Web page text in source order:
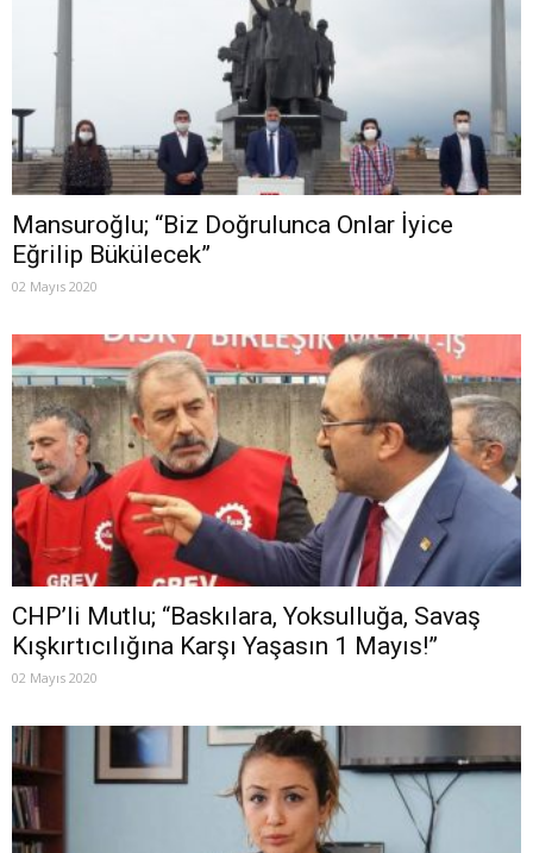
Mansuroğlu; “Biz Doğrulunca Onlar İyice
Eğrilip Bükülecek”
02 Mayıs 2020
CHP’li Mutlu; “Baskılara, Yoksulluğa, Savaş
Kışkırtıcılığına Karşı Yaşasın 1 Mayıs!”
02 Mayıs 2020